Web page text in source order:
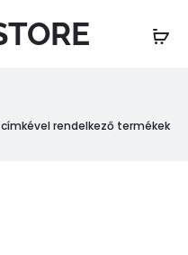
címkével rendelkező termékek